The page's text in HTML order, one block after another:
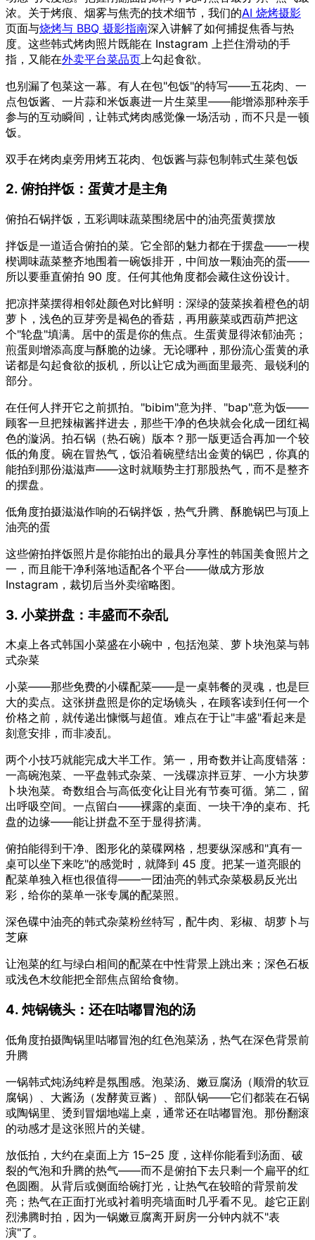
浓。关于烤痕、烟雾与焦壳的技术细节，我们的AI 烧烤摄影
页面与烧烤与 BBQ 摄影指南深入讲解了如何捕捉焦香与热
度。这些韩式烤肉照片既能在 Instagram 上拦住滑动的手
指，又能在外卖平台菜品页 上勾起食欲。
也别漏了包菜这一幕。有人在包"包饭"的特写——五花肉、一
点包饭酱、一片蒜和米饭裹进一片生菜里——能增添那种亲手
参与的互动瞬间，让韩式烤肉感觉像一场活动，而不只是一顿
饭。
双手在烤肉桌旁用烤五花肉、包饭酱与蒜包制韩式生菜包饭
2. 俯拍拌饭：蛋黄才是主角
俯拍石锅拌饭，五彩调味蔬菜围绕居中的油亮蛋黄摆放
拌饭是一道适合俯拍的菜。它全部的魅力都在于摆盘——一楔
楔调味蔬菜整齐地围着一碗饭排开，中间放一颗油亮的蛋——
所以要垂直俯拍 90 度。任何其他角度都会藏住这份设计。
把凉拌菜摆得相邻处颜色对比鲜明：深绿的菠菜挨着橙色的胡
萝卜，浅色的豆芽旁是褐色的香菇，再用蕨菜或西葫芦把这
个"轮盘"填满。居中的蛋是你的焦点。生蛋黄显得浓郁油亮；
煎蛋则增添高度与酥脆的边缘。无论哪种，那份流心蛋黄的承
诺都是勾起食欲的扳机，所以让它成为画面里最亮、最锐利的
部分。
在任何人拌开它之前抓拍。"bibim"意为拌、"bap"意为饭——
顾客一旦把辣椒酱拌进去，那些干净的色块就会化成一团红褐
色的漩涡。拍石锅（热石碗）版本？那一版更适合再加一个较
低的角度。碗在冒热气，饭沿着碗壁结出金黄的锅巴，你真的
能拍到那份滋滋声——这时就顺势主打那股热气，而不是整齐
的摆盘。
低角度拍摄滋滋作响的石锅拌饭，热气升腾、酥脆锅巴与顶上
油亮的蛋
这些俯拍拌饭照片是你能拍出的最具分享性的韩国美食照片之
一，而且能干净利落地适配各个平台——做成方形放
Instagram，裁切后当外卖缩略图。
3. 小菜拼盘：丰盛而不杂乱
木桌上各式韩国小菜盛在小碗中，包括泡菜、萝卜块泡菜与韩
式杂菜
小菜——那些免费的小碟配菜——是一桌韩餐的灵魂，也是巨
大的卖点。这张拼盘照是你的定场镜头，在顾客读到任何一个
价格之前，就传递出慷慨与超值。难点在于让"丰盛"看起来是
刻意安排，而非凌乱。
两个小技巧就能完成大半工作。第一，用奇数并让高度错落：
一高碗泡菜、一平盘韩式杂菜、一浅碟凉拌豆芽、一小方块萝
卜块泡菜。奇数组合与高低变化让目光有节奏可循。第二，留
出呼吸空间。一点留白——裸露的桌面、一块干净的桌布、托
盘的边缘——能让拼盘不至于显得挤满。
俯拍能得到干净、图形化的菜碟网格，想要纵深感和"真有一
桌可以坐下来吃"的感觉时，就降到 45 度。把某一道亮眼的
配菜单独入框也很值得——一团油亮的韩式杂菜极易反光出
彩，给你的菜单一张专属的配菜照。
深色碟中油亮的韩式杂菜粉丝特写，配牛肉、彩椒、胡萝卜与
芝麻
让泡菜的红与绿白相间的配菜在中性背景上跳出来；深色石板
或浅色木纹能把全部焦点留给食物。
4. 炖锅镜头：还在咕嘟冒泡的汤
低角度拍摄陶锅里咕嘟冒泡的红色泡菜汤，热气在深色背景前
升腾
一锅韩式炖汤纯粹是氛围感。泡菜汤、嫩豆腐汤（顺滑的软豆
腐锅）、大酱汤（发酵黄豆酱）、部队锅——它们都装在石锅
或陶锅里、烫到冒烟地端上桌，通常还在咕嘟冒泡。那份翻滚
的动感才是这张照片的关键。
放低拍，大约在桌面上方 15–25 度，这样你能看到汤面、破
裂的气泡和升腾的热气——而不是俯拍下去只剩一个扁平的红
色圆圈。从背后或侧面给碗打光，让热气在较暗的背景前发
亮；热气在正面打光或衬着明亮墙面时几乎看不见。趁它正剧
烈沸腾时拍，因为一锅嫩豆腐离开厨房一分钟内就不"表
演"了。